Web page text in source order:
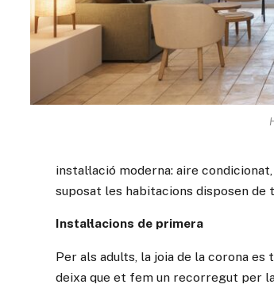
instal·lació moderna: aire
suposat les habitacions disposen de
Instal·lacions de primera
Per als adults, la joia de la corona es
deixa que et fem un recorregut per